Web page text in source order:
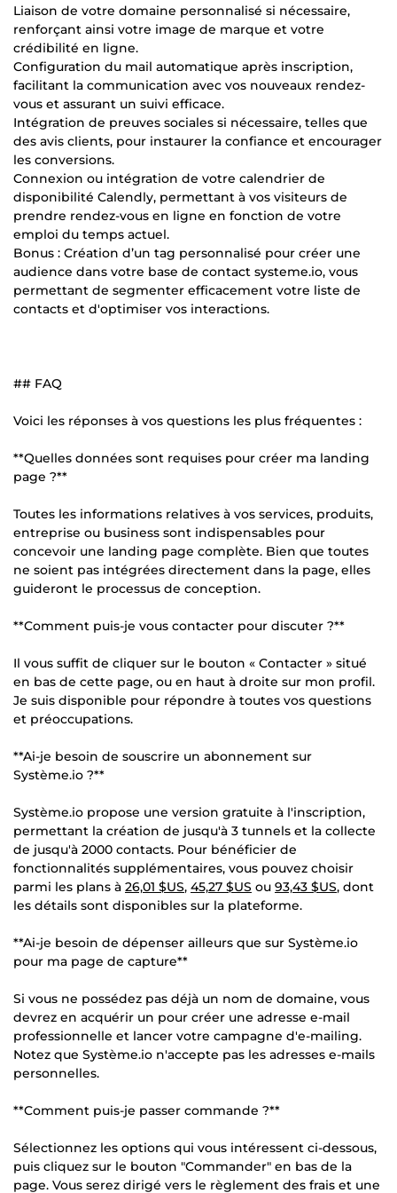
Liaison de votre domaine personnalisé si nécessaire,
renforçant ainsi votre image de marque et votre
crédibilité en ligne.
Configuration du mail automatique après inscription,
facilitant la communication avec vos nouveaux rendez-
vous et assurant un suivi efficace.
Intégration de preuves sociales si nécessaire, telles que
des avis clients, pour instaurer la confiance et encourager
les conversions.
Connexion ou intégration de votre calendrier de
disponibilité Calendly, permettant à vos visiteurs de
prendre rendez-vous en ligne en fonction de votre
emploi du temps actuel.
Bonus : Création d’un tag personnalisé pour créer une
audience dans votre base de contact systeme.io, vous
permettant de segmenter efficacement votre liste de
contacts et d'optimiser vos interactions.
## FAQ
Voici les réponses à vos questions les plus fréquentes :
**Quelles données sont requises pour créer ma landing
page ?**
Toutes les informations relatives à vos services, produits,
entreprise ou business sont indispensables pour
concevoir une landing page complète. Bien que toutes
ne soient pas intégrées directement dans la page, elles
guideront le processus de conception.
**Comment puis-je vous contacter pour discuter ?**
Il vous suffit de cliquer sur le bouton « Contacter » situé
en bas de cette page, ou en haut à droite sur mon profil.
Je suis disponible pour répondre à toutes vos questions
et préoccupations.
**Ai-je besoin de souscrire un abonnement sur
Système.io ?**
Système.io propose une version gratuite à l'inscription,
permettant la création de jusqu'à 3 tunnels et la collecte
de jusqu'à 2000 contacts. Pour bénéficier de
fonctionnalités supplémentaires, vous pouvez choisir
parmi les plans à 26,01 $US, 45,27 $US ou 93,43 $US, dont
les détails sont disponibles sur la plateforme.
**Ai-je besoin de dépenser ailleurs que sur Système.io
pour ma page de capture**
Si vous ne possédez pas déjà un nom de domaine, vous
devrez en acquérir un pour créer une adresse e-mail
professionnelle et lancer votre campagne d'e-mailing.
Notez que Système.io n'accepte pas les adresses e-mails
personnelles.
**Comment puis-je passer commande ?**
Sélectionnez les options qui vous intéressent ci-dessous,
puis cliquez sur le bouton "Commander" en bas de la
page. Vous serez dirigé vers le règlement des frais et une